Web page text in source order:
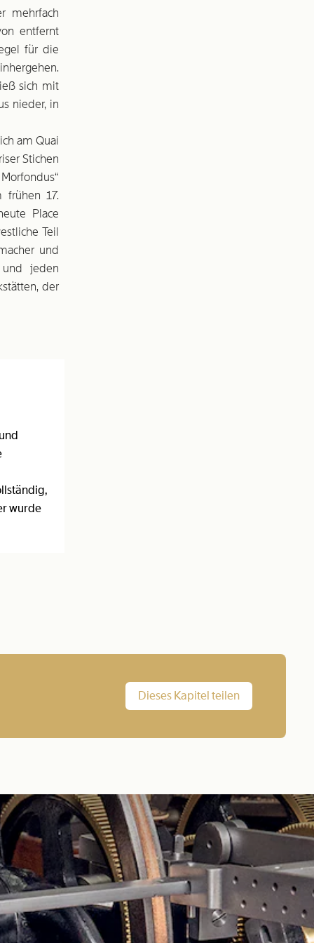
mehrfach
entfernt
für die
sich mit
nieder, in
am Quai
Stichen
frühen 17.
Place
Teil
und
jeden
der
wurde
Dieses Kapitel teilen